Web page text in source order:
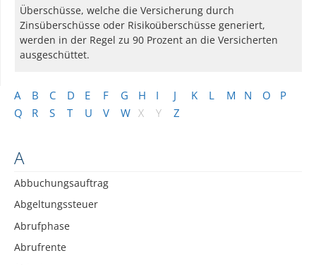
A B C D E F G H I J K L M N O
P
Q
R S T U V W X Y Z
A
Abbuchungsauftrag
Abgeltungssteuer
Abrufphase
Abrufrente
Überschüsse, welche die Versicherung durch
Zinsüberschüsse oder Risikoüberschüsse generiert,
werden in der Regel zu 90 Prozent an die Versicherten
ausgeschüttet.